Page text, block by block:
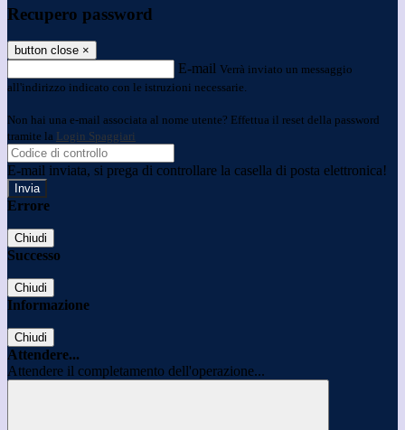
Recupero password
button close ×
E-mail Verrà inviato un messaggio
all'indirizzo indicato con le istruzioni necessarie.
Non hai una e-mail associata al nome utente? Effettua il reset della password
tramite la Login Spaggiari
E-mail inviata, si prega di controllare la casella di posta elettronica!
Errore
Chiudi
Successo
Chiudi
Informazione
Chiudi
Attendere...
Attendere il completamento dell'operazione...